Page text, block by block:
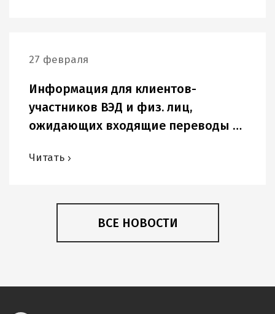
27 февраля
Информация для клиентов-
участников ВЭД и физ. лиц,
ожидающих входящие переводы в
Читать
ВСЕ НОВОСТИ